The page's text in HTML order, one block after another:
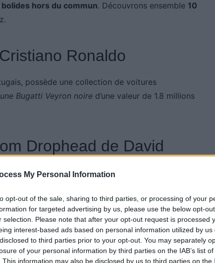
My Personal Information
opt-out of the sale, sharing to third parties, or processing of your
for targeted advertising by us, please use the below opt-
selection. Please note that after your opt-out request is processed
interest-based ads based on personal information utilized by us
to third parties prior to your opt-out. You may separately
of your personal information by third parties on the IAB’s list
This information may also be disclosed by us to third parties on the
hors du commun. Découvrons ensemble 10
Ronaldo
possède une collection de voitures
une Bugatti Veyron noire d’une valeur de 1.8 millions
Drophead de David
roule en
Pitt